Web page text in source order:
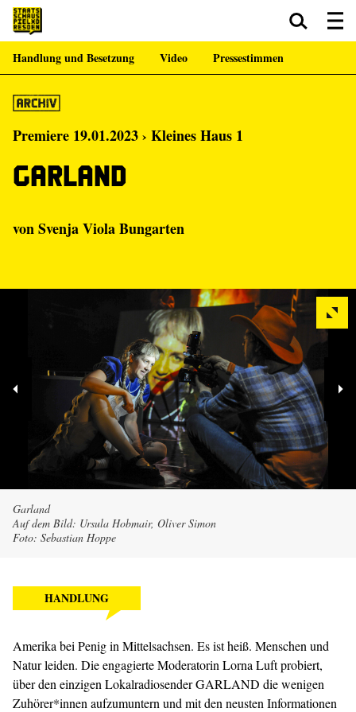
Zum Hauptinhalt springen Zum Footer springen
Handlung und Besetzung Video Pressestimmen
Premiere 19.01.2023 › Kleines Haus 1
Garland
von Svenja Viola Bungarten
Garland
Auf dem Bild: Ursula Hobmair, Oliver Simon
Foto: Sebastian Hoppe
HANDLUNG
Amerika bei Penig in Mittelsachsen. Es ist heiß. Menschen und
Natur leiden. Die engagierte Moderatorin Lorna Luft probiert,
über den einzigen Lokalradiosender GARLAND die wenigen
Zuhörer*innen aufzumuntern und mit den neusten Informationen